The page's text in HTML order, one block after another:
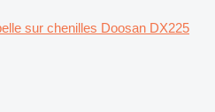
sur chenilles Doosan DX225